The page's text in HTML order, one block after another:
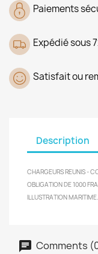
Paiements
Expédié sous
Satisfait ou
Description
CHARGEURS REUNIS -
OBLIGATION DE 1000
ILLUSTRATION MARITIME.
Comments